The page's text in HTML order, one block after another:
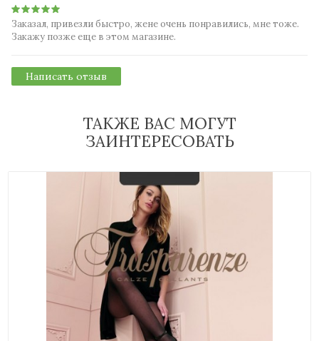
Заказал, привезли быстро, жене очень понравились, мне тоже.
Закажу позже еще в этом магазине.
Написать отзыв
ТАКЖЕ ВАС МОГУТ
ЗАИНТЕРЕСОВАТЬ